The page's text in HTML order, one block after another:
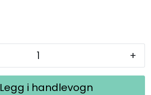
+
Legg i handlevogn